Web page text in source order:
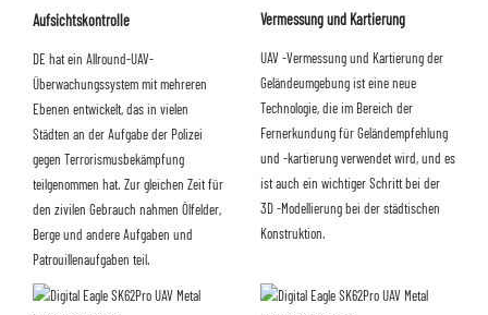
Aufsichtskontrolle
DE hat ein Allround-UAV-
Überwachungssystem mit mehreren
Ebenen entwickelt, das in vielen
Städten an der Aufgabe der Polizei
gegen Terrorismusbekämpfung
teilgenommen hat. Zur gleichen Zeit für
den zivilen Gebrauch nahmen Ölfelder,
Berge und andere Aufgaben und
Patrouillenaufgaben teil.
Vermessung und Kartierung
UAV -Vermessung und Kartierung der
Geländeumgebung ist eine neue
Technologie, die im Bereich der
Fernerkundung für Geländempfehlung
und -kartierung verwendet wird, und es
ist auch ein wichtiger Schritt bei der
3D -Modellierung bei der städtischen
Konstruktion.